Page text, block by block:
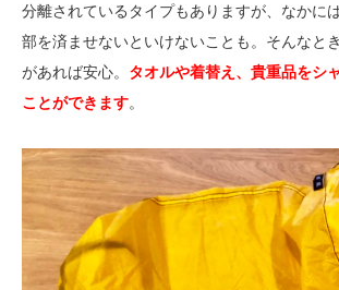
分離されているタイプもありますが、なかに
部を済ませないといけないことも。そんなと
があれば安心。 タオルや着替え、貴重品をシ
ことができます。